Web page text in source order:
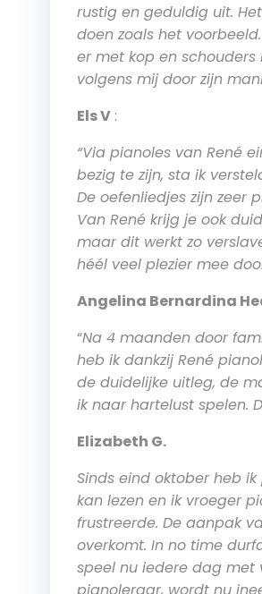
rustig en geduldig uit.
doen zoals het
er met kop en
volgens mij door zijn
Els V :
“Via pianoles van René
bezig te zijn, sta ik
De oefenliedjes zijn zeer
Van René krijg je ook
maar dit werkt zo
héél veel plezier mee
Angelina Bernardina
“Na 4 maanden door
heb ik dankzij René
de duidelijke uitleg, de
ik naar hartelust spelen.
Elizabeth G.
Sinds eind oktober heb
kan lezen en ik vroeger
frustreerde. De aanpak
overkomt. In no time
speel nu iedere dag met